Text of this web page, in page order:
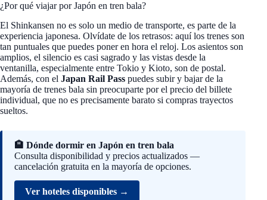
¿Por qué viajar por Japón en tren bala?
El Shinkansen no es solo un medio de transporte, es parte de la
experiencia japonesa. Olvídate de los retrasos: aquí los trenes son
tan puntuales que puedes poner en hora el reloj. Los asientos son
amplios, el silencio es casi sagrado y las vistas desde la
ventanilla, especialmente entre Tokio y Kioto, son de postal.
Además, con el Japan Rail Pass puedes subir y bajar de la
mayoría de trenes bala sin preocuparte por el precio del billete
individual, que no es precisamente barato si compras trayectos
sueltos.
🏨 Dónde dormir en Japón en tren bala
Consulta disponibilidad y precios actualizados —
cancelación gratuita en la mayoría de opciones.
Ver hoteles disponibles →